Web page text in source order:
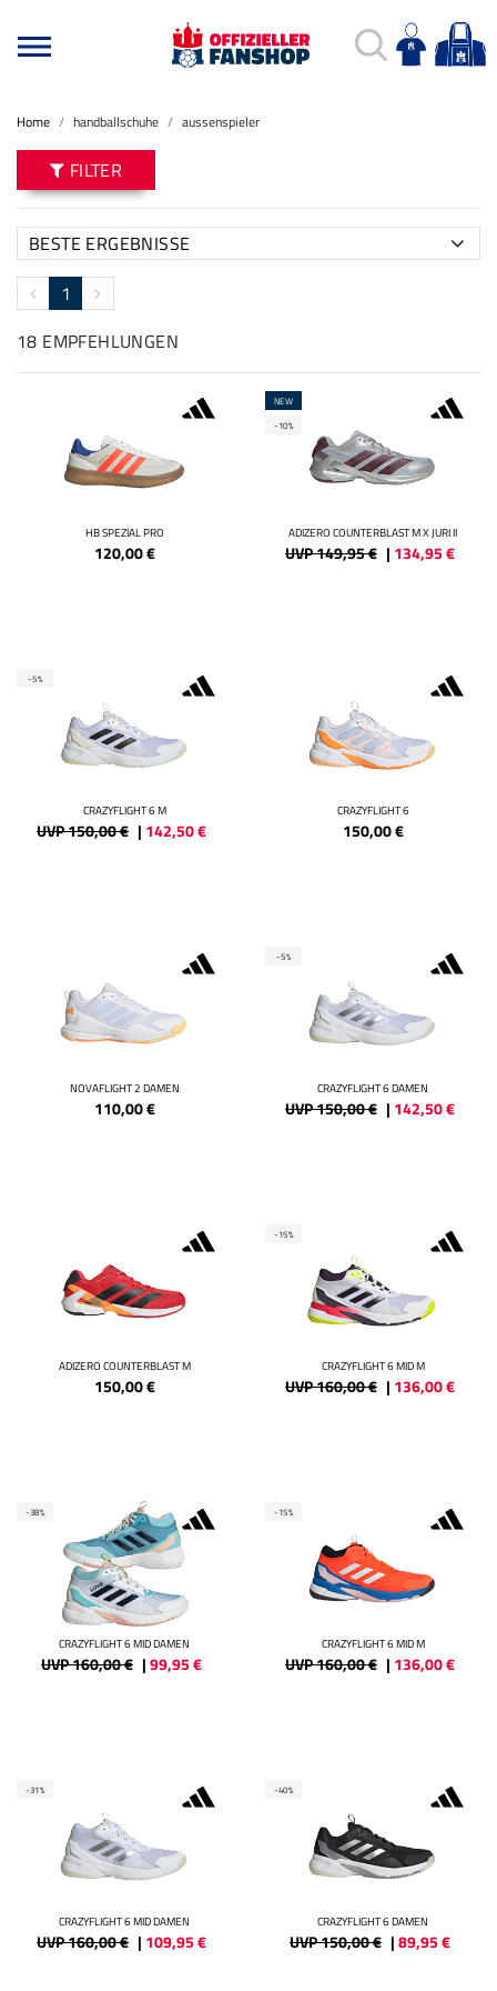
Home handballschuhe aussenspieler
FILTER
1
18 EMPFEHLUNGEN
HB SPEZIAL PRO
120,00€
NEW
-10%
ADIZERO COUNTERBLAST M X JURI II
UVP 149,95 € | 134,95€
-5%
CRAZYFLIGHT 6 M
UVP 150,00 € | 142,50€
CRAZYFLIGHT 6
150,00€
NOVAFLIGHT 2 DAMEN
110,00€
-5%
CRAZYFLIGHT 6 DAMEN
UVP 150,00 € | 142,50€
ADIZERO COUNTERBLAST M
150,00€
-15%
CRAZYFLIGHT 6 MID M
UVP 160,00 € | 136,00€
-38%
CRAZYFLIGHT 6 MID DAMEN
UVP 160,00 € |99,95€
-15%
CRAZYFLIGHT 6 MID M
UVP 160,00 € | 136,00€
-31%
CRAZYFLIGHT 6 MID DAMEN
UVP 160,00 € | 109,95€
-40%
CRAZYFLIGHT 6 DAMEN
UVP 150,00 € |89,95€